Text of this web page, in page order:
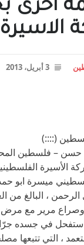
اخرى
الاسيرة
3 أبريل، 2013
(::::)
حسن – فلسطين
الأسيرة
ميسرة ابو
وصراع مرير مع
في جسده
، التي تتبعها